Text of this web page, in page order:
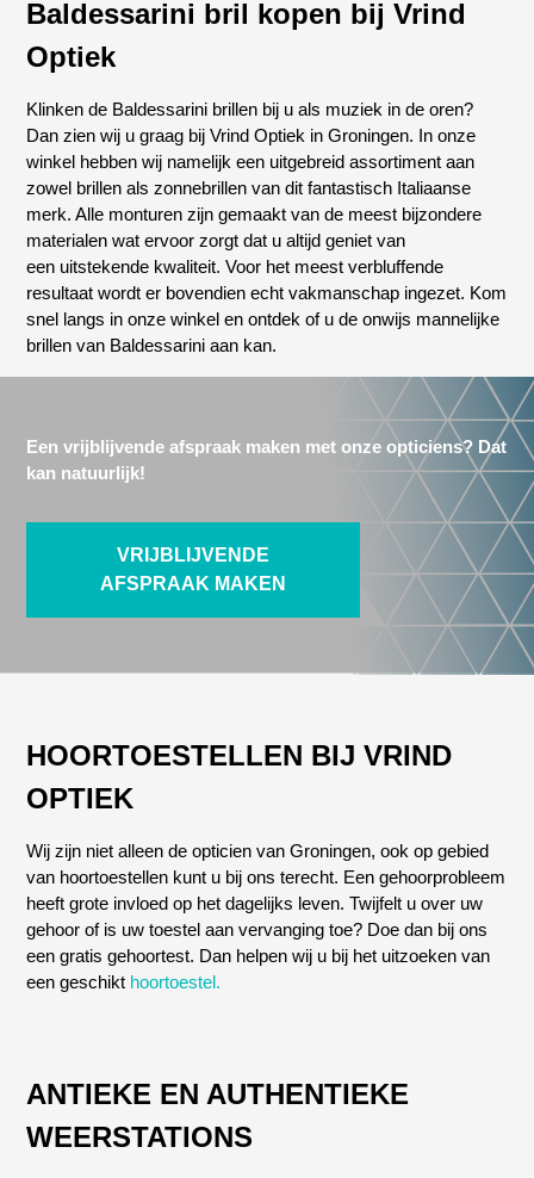
Een vrijblijvende afspraak maken met onze opticiens? Dat
kan natuurlijk!
VRIJBLIJVENDE
AFSPRAAK MAKEN
Baldessarini bril kopen bij Vrind
Optiek
Klinken de Baldessarini brillen bij u als muziek in de oren?
Dan zien wij u graag bij Vrind Optiek in Groningen. In onze
winkel hebben wij namelijk een uitgebreid assortiment aan
zowel brillen als zonnebrillen van dit fantastisch Italiaanse
merk. Alle monturen zijn gemaakt van de meest bijzondere
materialen wat ervoor zorgt dat u altijd geniet van
een uitstekende kwaliteit. Voor het meest verbluffende
resultaat wordt er bovendien echt vakmanschap ingezet. Kom
snel langs in onze winkel en ontdek of u de onwijs mannelijke
brillen van Baldessarini aan kan.
HOORTOESTELLEN BIJ VRIND
OPTIEK
Wij zijn niet alleen de opticien van Groningen, ook op gebied
van hoortoestellen kunt u bij ons terecht. Een gehoorprobleem
heeft grote invloed op het dagelijks leven. Twijfelt u over uw
gehoor of is uw toestel aan vervanging toe? Doe dan bij ons
een gratis gehoortest. Dan helpen wij u bij het uitzoeken van
een geschikt hoortoestel.
ANTIEKE EN AUTHENTIEKE
WEERSTATIONS